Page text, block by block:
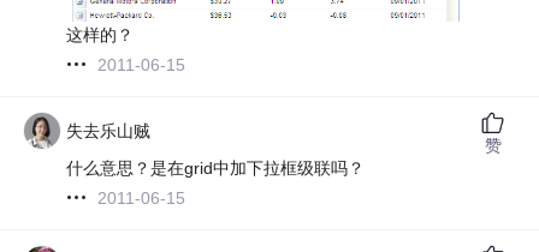
这样的？
2011-06-15
失去乐山贼
什么意思？是在grid中加下拉框级联吗？
2011-06-15
赞